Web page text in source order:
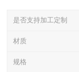
是否支持加工定制
材质
规格